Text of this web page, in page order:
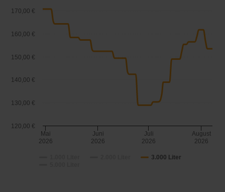
3.000 Liter
Mai
2026
Juni
2026
Juli
2026
August
2026
120,00 €
130,00 €
140,00 €
150,00 €
160,00 €
170,00 €